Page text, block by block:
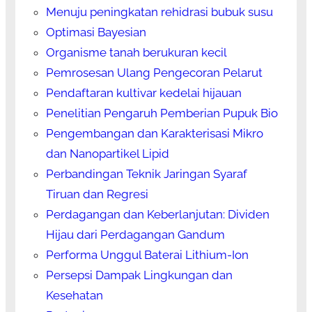
Menuju peningkatan rehidrasi bubuk susu
Optimasi Bayesian
Organisme tanah berukuran kecil
Pemrosesan Ulang Pengecoran Pelarut
Pendaftaran kultivar kedelai hijauan
Penelitian Pengaruh Pemberian Pupuk Bio
Pengembangan dan Karakterisasi Mikro
dan Nanopartikel Lipid
Perbandingan Teknik Jaringan Syaraf
Tiruan dan Regresi
Perdagangan dan Keberlanjutan: Dividen
Hijau dari Perdagangan Gandum
Performa Unggul Baterai Lithium-Ion
Persepsi Dampak Lingkungan dan
Kesehatan